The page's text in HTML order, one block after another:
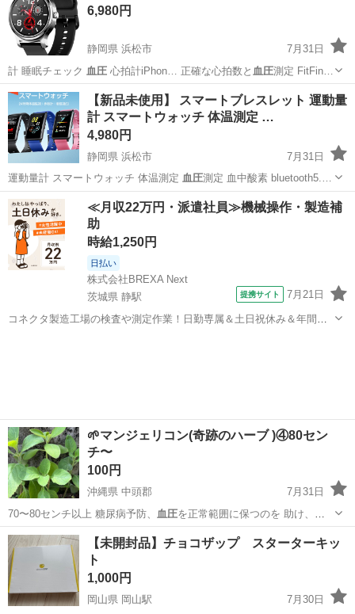
6,980円
静岡県 浜松市
7月31日
計 睡眠チェック 血圧 心拍計iPhon… 正確な心拍数と 血圧測定 FitFin…
静岡 浜松市 服/ファッション スマートウォッチ
【新品未使用】 スマートブレスレット 運動量
計 スマートウォッチ 体温測定 …
4,980円
静岡県 浜松市
7月31日
運動量計 スマートウォッチ 体温測定 血圧測定 血中酸素 bluetooth5.…
静岡 浜松市 その他 血圧測定
≪月収22万円・派遣社員≫機械操作・製造補
助
時給1,250円
日払い
株式会社BREXA Next
茨城県 静駅
提携サイト 7月21日
コネクタ製造工場の検査や測定作業！日勤専属＆土日祝休み＆年間休
🌱マンジェリコン(奇跡のハーブ )④80セン
チ〜
100円
沖縄県 中頭郡
7月31日
70〜80センチ以上 糖尿病予防、
血圧を正常範囲に保つのを 助け、心
血管疾…
沖縄 中頭郡 家庭用品 マンジェリコン
【未開封品】チョコザップ スターターキッ
ト
1,000円
岡山県 岡山駅
7月30日